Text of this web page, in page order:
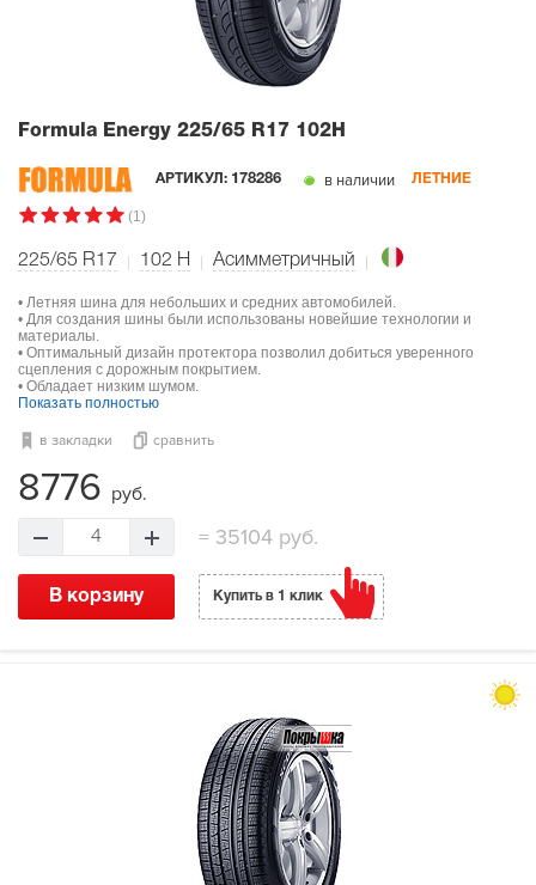
Formula Energy 225/65 R17 102H
АРТИКУЛ: 178286 в наличии ЛЕТНИЕ
(1)
225/65 R17 102 H Асимметричный
• Летняя шина для небольших и средних автомобилей.
• Для создания шины были использованы новейшие технологии и
материалы.
• Оптимальный дизайн протектора позволил добиться уверенного
сцепления с дорожным покрытием.
• Обладает низким шумом.
Показать полностью
в закладки сравнить
8776 руб.
4 =35104 руб.
В корзину Купить в 1 клик